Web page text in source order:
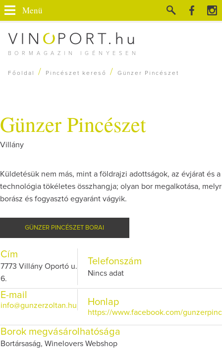
BORMAGAZIN IGÉNYESEN
Menü
Főoldal / Pincészet kereső / Günzer Pincészet
Günzer Pincészet
Villány
Küldetésük nem más, mint a földrajzi adottságok, az évjárat és a
technológia tökéletes összhangja; olyan bor megalkotása,
borász és fogyasztó egyaránt vágyik.
GÜNZER PINCÉSZET BORAI
Cím
7773 Villány Oportó u.
6.
Telefonszám
Nincs adat
E-mail
info@gunzerzoltan.hu Honlap
https://www.facebook.com/
Borok megvásárolhatósága
Bortársaság, Winelovers Webshop